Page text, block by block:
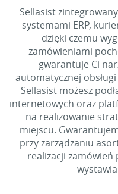
Sellasist
systemami ERP,
dzięki czemu
zamówieniami
gwarantuje Ci
automatycznej
Sellasist możesz
internetowych oraz
na realizowanie
miejscu.
przy zarządzaniu
realizacji zamówień